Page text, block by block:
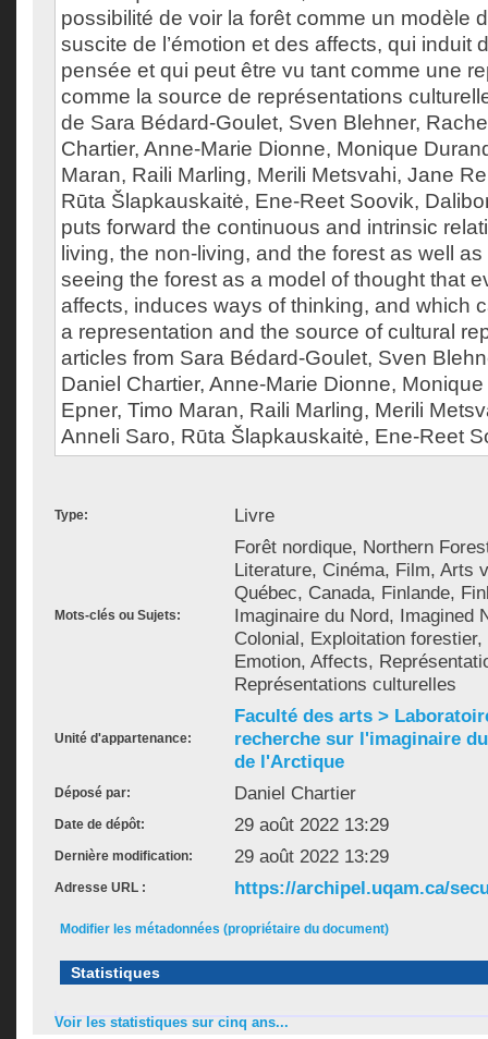
possibilité de voir la forêt comme un modèle
suscite de l’émotion et des affects, qui induit
pensée et qui peut être vu tant comme une
comme la source de représentations
de Sara Bédard-Goulet, Sven Blehner,
Chartier, Anne-Marie Dionne, Monique
Maran, Raili Marling, Merili Metsvahi, Jane
Rūta Šlapkauskaitė, Ene-Reet Soovik,
puts forward the continuous and intrinsic
living, the non-living, and the forest as well
seeing the forest as a model of thought that
affects, induces ways of thinking, and which
a representation and the source of cultural
articles from Sara Bédard-Goulet, Sven
Daniel Chartier, Anne-Marie Dionne,
Epner, Timo Maran, Raili Marling, Merili
Anneli Saro, Rūta Šlapkauskaitė, Ene-Reet
Type: Livre
Mots-clés ou Sujets:
Forêt nordique, Northern
Literature, Cinéma, Film, Arts
Québec, Canada, Finlande,
Imaginaire du Nord, Imagined
Colonial, Exploitation
Emotion, Affects,
Représentations culturelles
Unité d'appartenance:
Faculté des arts >
recherche sur l'imaginaire
de l'Arctique
Déposé par: Daniel Chartier
Date de dépôt: 29 août 2022 13:29
Dernière modification: 29 août 2022 13:29
Adresse URL : https://archipel.uqam.ca/
Modifier les métadonnées (propriétaire du document)
Statistiques
Voir les statistiques sur cinq ans...